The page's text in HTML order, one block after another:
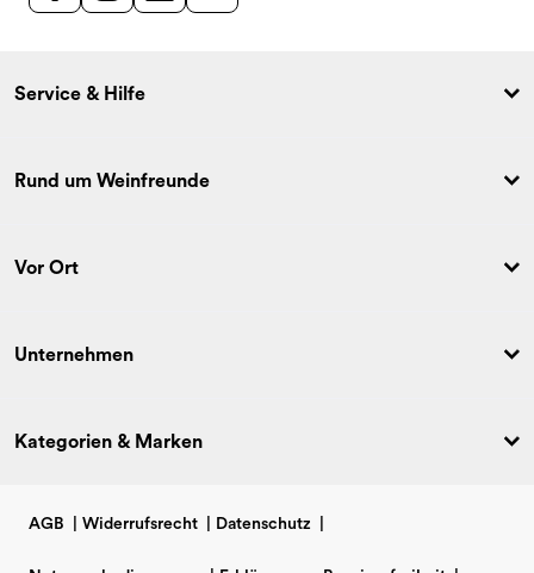
Service & Hilfe
Rund um Weinfreunde
Vor Ort
Unternehmen
Kategorien & Marken
AGB Widerrufsrecht Datenschutz